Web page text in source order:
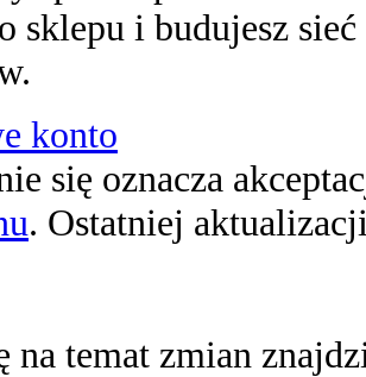
sklepu i budujesz sieć
konto
się oznacza
. Ostatniej
na temat zmian